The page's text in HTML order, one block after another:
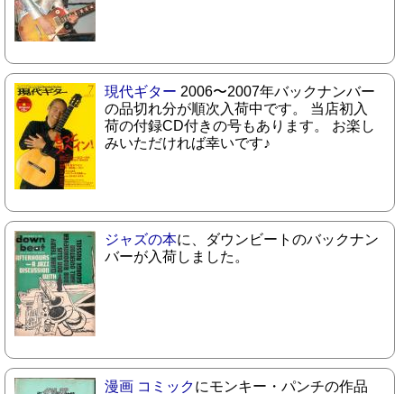
現代ギター 2006〜2007年バックナンバー
の品切れ分が順次入荷中です。 当店初入
荷の付録CD付きの号もあります。 お楽し
みいただければ幸いです♪
ジャズの本に、ダウンビートのバックナン
バーが入荷しました。
漫画 コミックにモンキー・パンチの作品